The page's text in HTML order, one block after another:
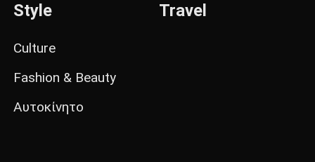
Style
Culture
Fashion & Beauty
Αυτοκίνητο
Travel